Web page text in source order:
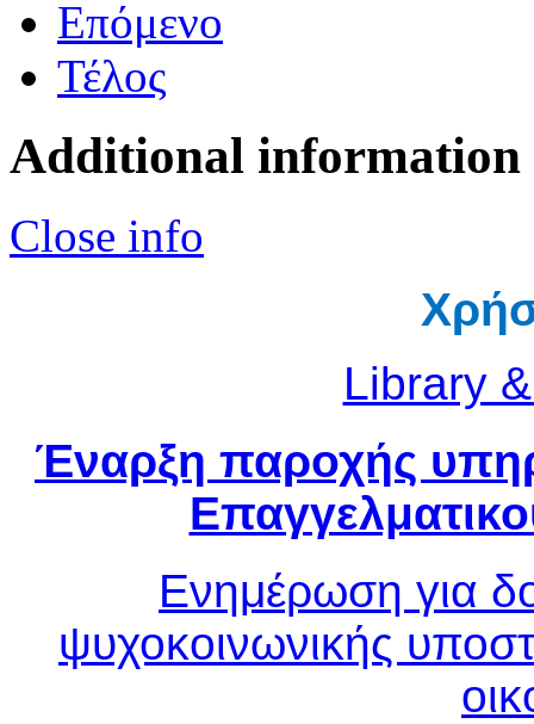
Επόμενο
Τέλος
Additional information
Close info
Library
Έναρξη παροχής
Ενημέρωση για
ψυχοκοινωνικής